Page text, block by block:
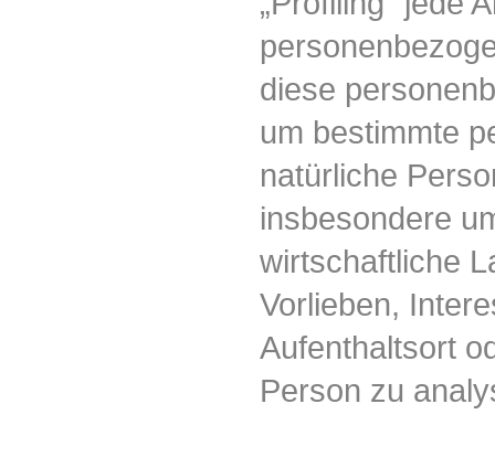
diese
um bestimmte
natürliche
insbesondere
wirtschaftliche
Vorlieben,
Aufenthaltsort
Person zu